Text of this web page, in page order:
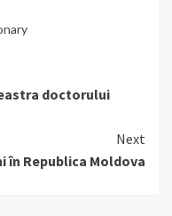
doctorului
Next
Republica Moldova